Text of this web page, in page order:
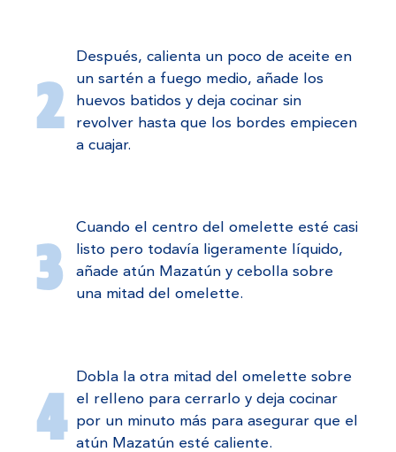
Después, calienta un poco de aceite en
un sartén a fuego medio, añade los
huevos batidos y deja cocinar sin
revolver hasta que los bordes empiecen
a cuajar.
Cuando el centro del omelette esté casi
listo pero todavía ligeramente líquido,
añade atún Mazatún y cebolla sobre
una mitad del omelette.
Dobla la otra mitad del omelette sobre
el relleno para cerrarlo y deja cocinar
por un minuto más para asegurar que el
atún Mazatún esté caliente.